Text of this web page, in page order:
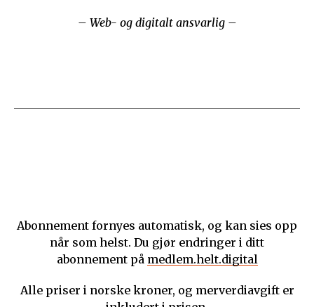
– Web- og digitalt ansvarlig –
Abonnement fornyes automatisk, og kan sies opp
når som helst. Du gjør endringer i ditt
abonnement på medlem.helt.digital
Alle priser i norske kroner, og merverdiavgift er